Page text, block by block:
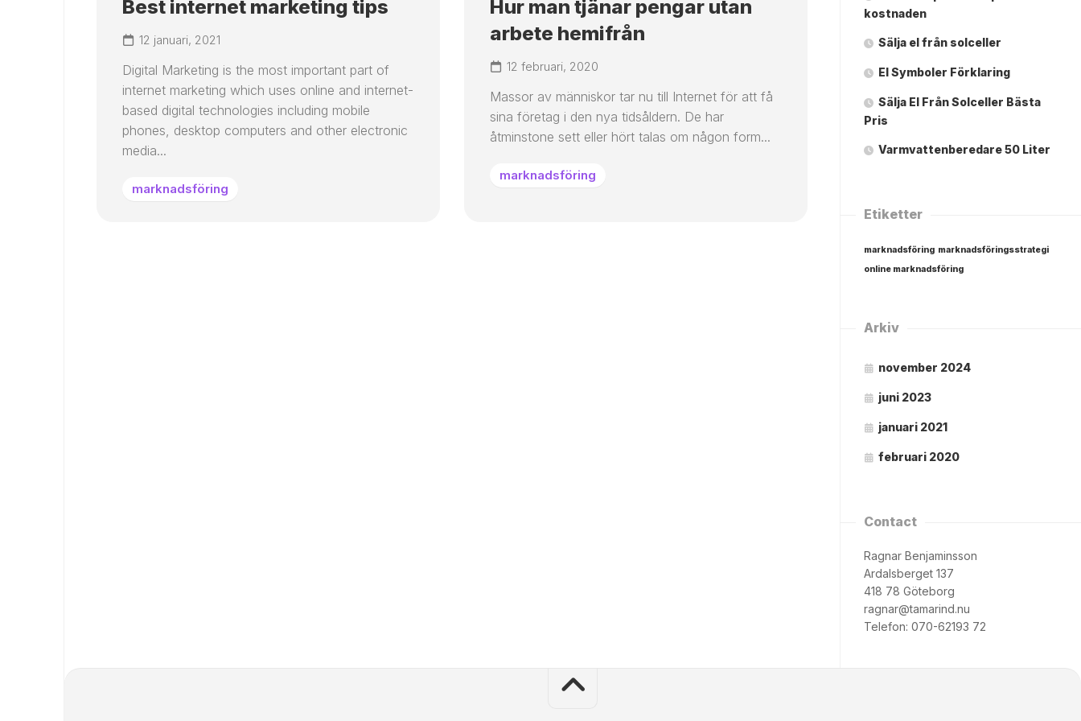
Best internet marketing tips
12 januari, 2021
Digital Marketing is the most important part of
internet marketing which uses online and internet-
based digital technologies including mobile
phones, desktop computers and other electronic
media...
marknadsföring
Hur man tjänar pengar utan
arbete hemifrån
12 februari, 2020
Massor av människor tar nu till Internet för att få
sina företag i den nya tidsåldern. De har
åtminstone sett eller hört talas om någon form...
marknadsföring
kostnaden
Sälja el från solceller
El Symboler Förklaring
Sälja El Från Solceller Bästa
Pris
Varmvattenberedare 50 Liter
Etiketter
marknadsföring marknadsföringsstrategi
online marknadsföring
Arkiv
november 2024
juni 2023
januari 2021
februari 2020
Contact
Ragnar Benjaminsson
Ardalsberget 137
418 78 Göteborg
ragnar@tamarind.nu
Telefon: 070-62193 72